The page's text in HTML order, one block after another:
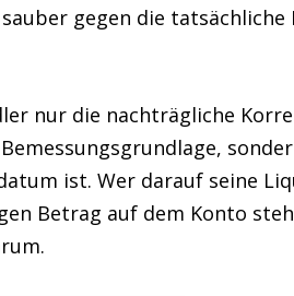
gegen die
nur die nachträgliche
ist. Wer darauf seine
Betrag auf dem Konto